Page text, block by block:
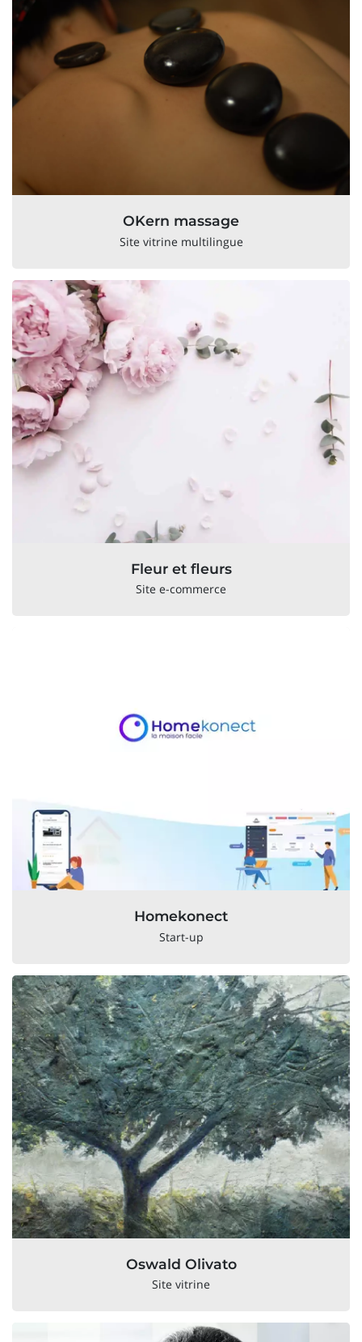
OKern massage
Site vitrine multilingue
Fleur et fleurs
Site e-commerce
Homekonect
Start-up
Oswald Olivato
Site vitrine